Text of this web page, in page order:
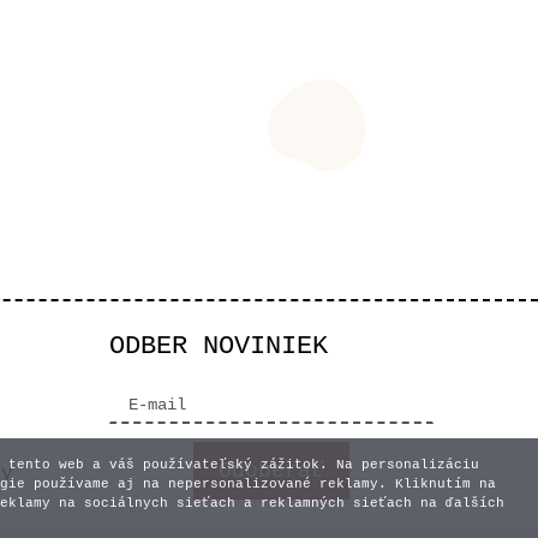
ODBER NOVINIEK
tento web a váš používateľský zážitok. Na personalizáciu
používame aj na nepersonalizované reklamy. Kliknutím na
na sociálnych sieťach a reklamných sieťach na ďalších